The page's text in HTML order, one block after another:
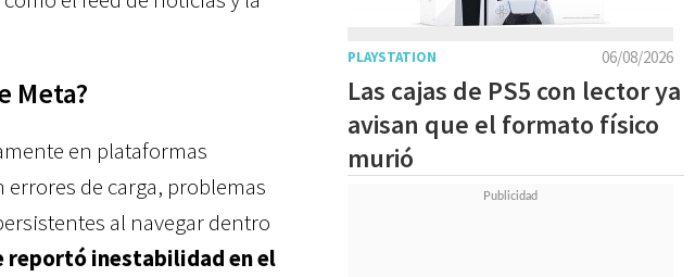
Meta?
en plataformas
de carga, problemas
al navegar dentro
reportó inestabilidad en el
06/08/2026
PLAYSTATION
Las cajas de PS5 con lector ya
avisan que el formato físico
murió